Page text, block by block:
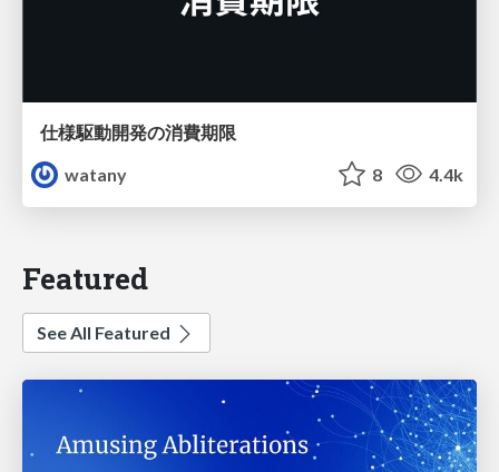
仕様駆動開発の消費期限
watany
8 4.4k
Featured
See All Featured